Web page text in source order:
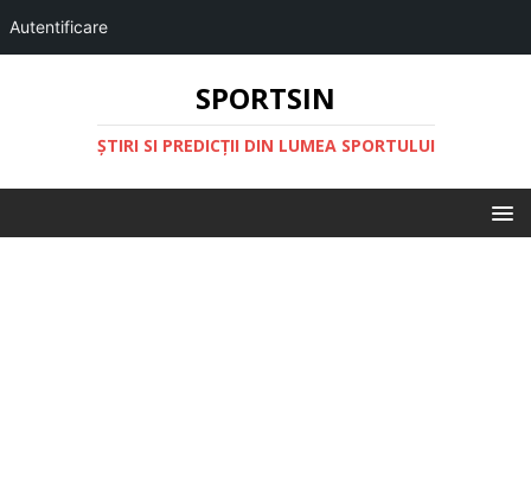
Autentificare
SPORTSIN
ŞTIRI SI PREDICŢII DIN LUMEA SPORTULUI